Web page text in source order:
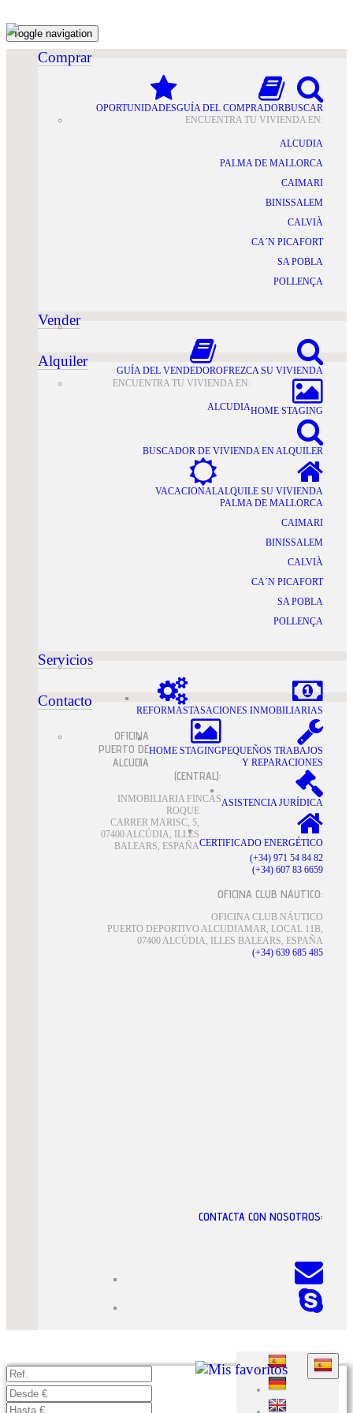
Toggle navigation
Comprar
BUSCAR
GUÍA DEL COMPRADOR
OPORTUNIDADES
ENCUENTRA TU VIVIENDA EN:
ALCUDIA
PALMA DE MALLORCA
CAIMARI
BINISSALEM
CALVIÀ
CA´N PICAFORT
SA POBLA
POLLENÇA
Vender
OFREZCA SU VIVIENDA
GUÍA DEL VENDEDOR
HOME STAGING
Alquiler
BUSCADOR DE VIVIENDA EN ALQUILER
ALQUILE SU VIVIENDA
VACACIONAL
ENCUENTRA TU VIVIENDA EN:
ALCUDIA
PALMA DE MALLORCA
CAIMARI
BINISSALEM
CALVIÀ
CA´N PICAFORT
SA POBLA
POLLENÇA
Servicios
TASACIONES INMOBILIARIAS
REFORMAS
PEQUEÑOS TRABAJOS
Y REPARACIONES
HOME STAGING
ASISTENCIA JURÍDICA
CERTIFICADO ENERGÉTICO
Contacto
OFICINA
PUERTO DE
ALCUDIA
(CENTRAL):
INMOBILIARIA FINCAS
ROQUE
CARRER MARISC, 5,
07400 ALCÚDIA, ILLES
BALEARS, ESPAÑA
(+34) 971 54 84 82
(+34) 607 83 6659
OFICINA CLUB NÁUTICO:
OFICINA CLUB NÁUTICO
PUERTO DEPORTIVO ALCUDIAMAR, LOCAL 11B,
07400 ALCÚDIA, ILLES BALEARS, ESPAÑA
(+34) 639 685 485
CONTACTA CON NOSOTROS: